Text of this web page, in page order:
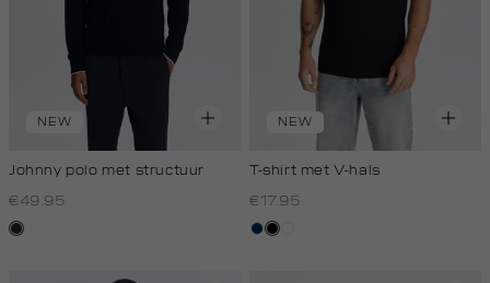
NEW
Johnny polo met structuur
€49.95
blauw,
NEW
T-shirt met V-hals
€17.95
donkerblauw
zwart